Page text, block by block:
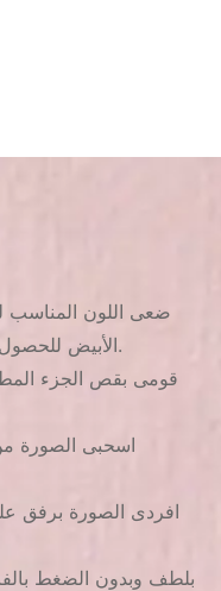
الأبيض للحصول على أفضل نتيجة واتركيه ليجف جيدا.